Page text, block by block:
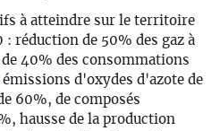
à atteindre sur le territoire
réduction de 50% des gaz à
40% des consommations
d'oxydes d'azote de
60%, de composés
hausse de la production